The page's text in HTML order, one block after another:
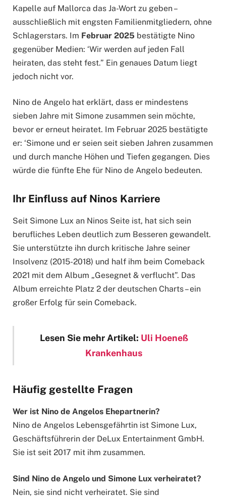
Kapelle auf Mallorca das Ja-Wort zu geben –
ausschließlich mit engsten Familienmitgliedern, ohne
Schlagerstars. Im Februar 2025 bestätigte Nino
gegenüber Medien: ‘Wir werden auf jeden Fall
heiraten, das steht fest.” Ein genaues Datum liegt
jedoch nicht vor.
Nino de Angelo hat erklärt, dass er mindestens
sieben Jahre mit Simone zusammen sein möchte,
bevor er erneut heiratet. Im Februar 2025 bestätigte
er: ‘Simone und er seien seit sieben Jahren zusammen
und durch manche Höhen und Tiefen gegangen. Dies
würde die fünfte Ehe für Nino de Angelo bedeuten.
Ihr Einfluss auf Ninos Karriere
Seit Simone Lux an Ninos Seite ist, hat sich sein
berufliches Leben deutlich zum Besseren gewandelt.
Sie unterstützte ihn durch kritische Jahre seiner
Insolvenz (2015-2018) und half ihm beim Comeback
2021 mit dem Album „Gesegnet & verflucht”. Das
Album erreichte Platz 2 der deutschen Charts – ein
großer Erfolg für sein Comeback.
Lesen Sie mehr Artikel: Uli Hoeneß
Krankenhaus
Häufig gestellte Fragen
Wer ist Nino de Angelos Ehepartnerin?
Nino de Angelos Lebensgefährtin ist Simone Lux,
Geschäftsführerin der DeLux Entertainment GmbH.
Sie ist seit 2017 mit ihm zusammen.
Sind Nino de Angelo und Simone Lux verheiratet?
Nein, sie sind nicht verheiratet. Sie sind